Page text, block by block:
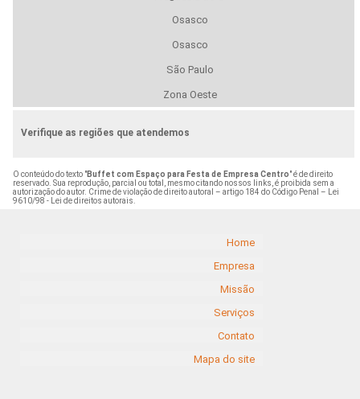
Osasco
Osasco
São Paulo
Zona Oeste
Verifique as regiões que atendemos
O conteúdo do texto "Buffet com Espaço para Festa de Empresa Centro" é de direito
reservado. Sua reprodução, parcial ou total, mesmo citando nossos links, é proibida sem a
autorização do autor. Crime de violação de direito autoral – artigo 184 do Código Penal – Lei
9610/98 - Lei de direitos autorais.
Home
Empresa
Missão
Serviços
Contato
Mapa do site